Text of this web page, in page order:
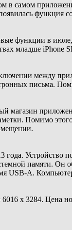
в самом
функция
функции в июле,
младше iPhone
между
письма.
магазин
Помимо
года. Устройство
памяти. Он
USB-A.
x 3284. Цена